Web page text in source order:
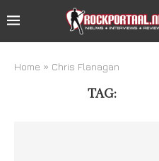
Home » Chris Flanagan
TAG: